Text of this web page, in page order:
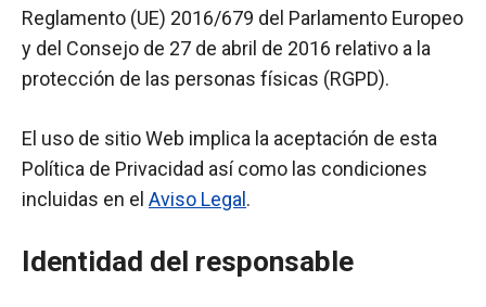
Reglamento (UE) 2016/679 del Parlamento Europeo
y del Consejo de 27 de abril de 2016 relativo a la
protección de las personas físicas (RGPD).
El uso de sitio Web implica la aceptación de esta
Política de Privacidad así como las condiciones
incluidas en el Aviso Legal .
Identidad del responsable